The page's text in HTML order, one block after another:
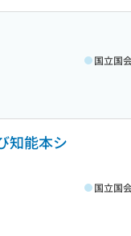
国立国
知能本シ
国立国